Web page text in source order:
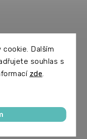
Dalším
souhlas s
zde.